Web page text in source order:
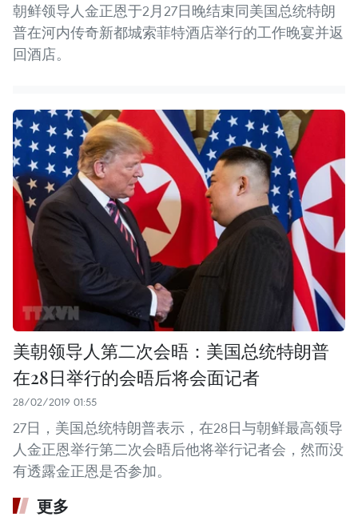
朝鲜领导人金正恩于2月27日晚结束同美国总统特朗
普在河内传奇新都城索菲特酒店举行的工作晚宴并返
回酒店。
美朝领导人第二次会晤：美国总统特朗普
在28日举行的会晤后将会面记者
28/02/2019 01:55
27日，美国总统特朗普表示，在28日与朝鲜最高领导
人金正恩举行第二次会晤后他将举行记者会，然而没
有透露金正恩是否参加。
更多